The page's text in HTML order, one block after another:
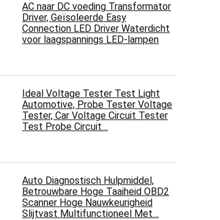
AC naar DC voeding Transformator
Driver, Geïsoleerde Easy
Connection LED Driver Waterdicht
voor laagspannings LED-lampen
Ideal Voltage Tester Test Light
Automotive, Probe Tester Voltage
Tester, Car Voltage Circuit Tester
Test Probe Circuit…
Auto Diagnostisch Hulpmiddel,
Betrouwbare Hoge Taaiheid OBD2
Scanner Hoge Nauwkeurigheid
Slijtvast Multifunctioneel Met…